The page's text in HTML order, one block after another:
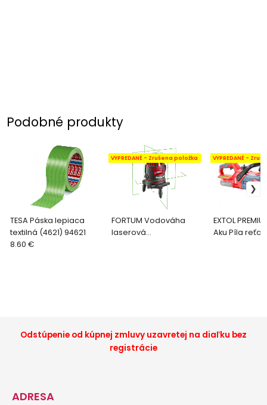
Podobné produkty
TESA Páska lepiaca
textilná (4621) 94621
8.60 €
FORTUM Vodováha
laserová
VYPREDANÉ - Zrušena položka
EXTOL
Aku Píla
VYPREDANÉ -
Odstúpenie od kúpnej zmluvy uzavretej na diaľku bez
registrácie
ADRESA